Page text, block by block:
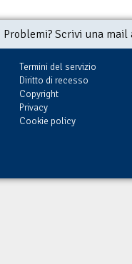
Problemi? Scrivi una
Termini del servizio
Diritto di recesso
Copyright
Privacy
Cookie policy